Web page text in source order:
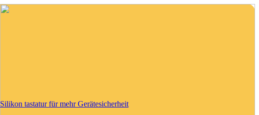
Silikon tastatur für mehr Gerätesicherheit